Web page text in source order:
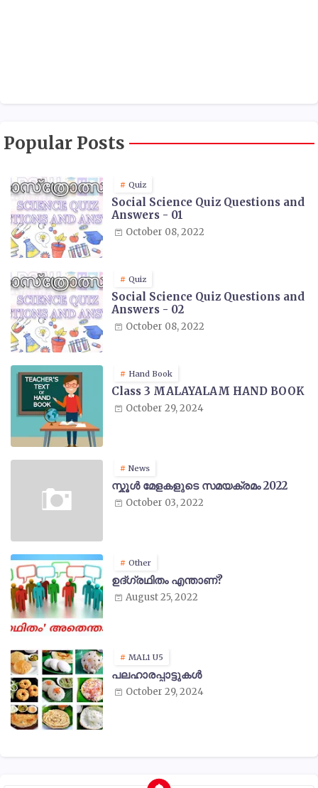
Popular Posts
Quiz
Social Science Quiz Questions and
Answers - 01
October 08, 2022
Quiz
Social Science Quiz Questions and
Answers - 02
October 08, 2022
Hand Book
Class 3 MALAYALAM HAND BOOK
October 29, 2024
News
സ്കൂൾ മേളകളുടെ സമയക്രമം 2022
October 03, 2022
Other
ഉദ്ഗ്രഥിതം എന്താണ്?
August 25, 2022
MAL1 U5
പലഹാരപ്പാട്ടുകൾ
October 29, 2024